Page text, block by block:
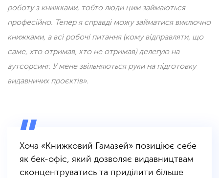
роботу з книжками, тобто люди цим займаються
професійно. Тепер я справді можу займатися виключно
книжками, а всі робочі питання (кому відправляти, що
саме, хто отримав, хто не отримав) делегую на
аутсорсинг. У мене звільняються руки на підготовку
видавничих проєктів».
Хоча «Книжковий Гамазей» позиціює себе
як бек-офіс, який дозволяє видавництвам
сконцентруватись та приділити більше